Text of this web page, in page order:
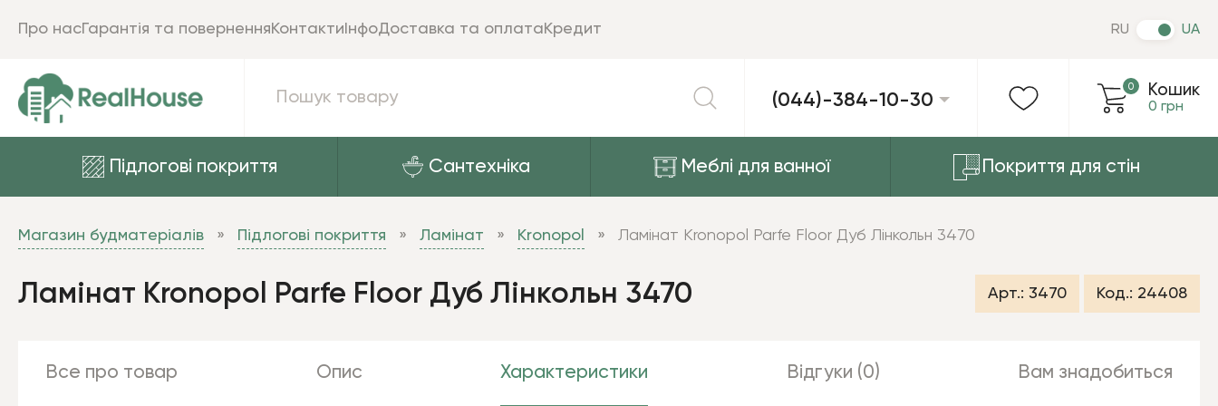
(044)-384-10-30
Кошик
0 грн
0
RU UA
Підлогові покриття Сантехніка Меблі для ванної Покриття для стін
Про насГарантія та поверненняКонтакти ІнфоДоставка та оплатаКредит
Магазин будматеріалів Підлогові покриття Ламінат Kronopol Ламінат Kronopol Parfe Floor Дуб Лінкольн 3470
Ламінат Kronopol Parfe Floor Дуб Лінкольн 3470 Арт.: 3470 Код.: 24408
Все про товар Опис Характеристики Відгуки (0) Вам знадобиться